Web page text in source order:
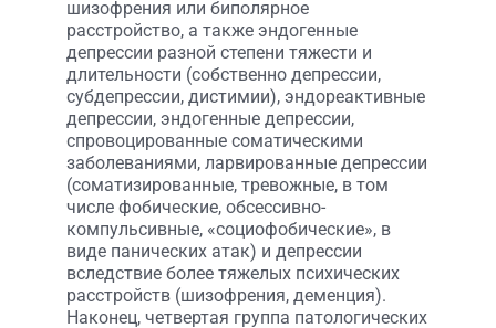
шизофрения или биполярное
расстройство, а также эндогенные
депрессии разной степени тяжести и
длительности (собственно депрессии,
субдепрессии, дистимии), эндореактивные
депрессии, эндогенные депрессии,
спровоцированные соматическими
заболеваниями, ларвированные депрессии
(соматизированные, тревожные, в том
числе фобические, обсессивно-
компульсивные, «социофобические», в
виде панических атак) и депрессии
вследствие более тяжелых психических
расстройств (шизофрения, деменция).
Наконец, четвертая группа патологических